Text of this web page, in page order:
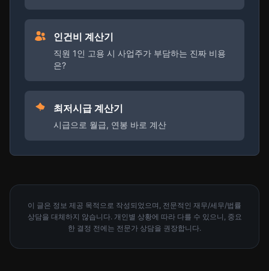
인건비 계산기
직원 1인 고용 시 사업주가 부담하는 진짜 비용
은?
최저시급 계산기
시급으로 월급, 연봉 바로 계산
이 글은 정보 제공 목적으로 작성되었으며, 전문적인 재무/세무/법률
상담을 대체하지 않습니다. 개인별 상황에 따라 다를 수 있으니, 중요
한 결정 전에는 전문가 상담을 권장합니다.